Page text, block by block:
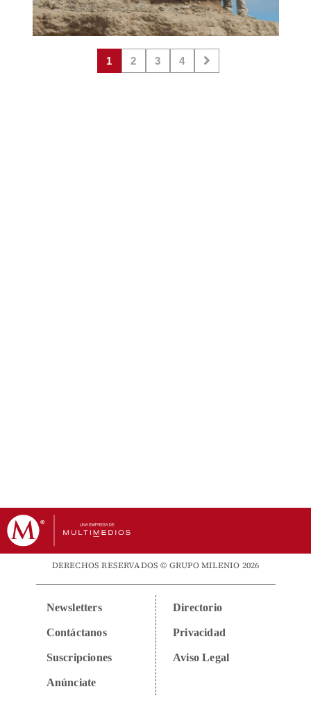
1 2 3 4
DERECHOS RESERVADOS © GRUPO MILENIO 2026
Newsletters
Contáctanos
Suscripciones
Anúnciate
Directorio
Privacidad
Aviso Legal